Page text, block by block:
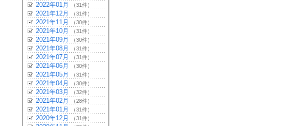
2022年01月 （31件）
2021年12月 （31件）
2021年11月 （30件）
2021年10月 （31件）
2021年09月 （30件）
2021年08月 （31件）
2021年07月 （31件）
2021年06月 （30件）
2021年05月 （31件）
2021年04月 （30件）
2021年03月 （32件）
2021年02月 （28件）
2021年01月 （31件）
2020年12月 （31件）